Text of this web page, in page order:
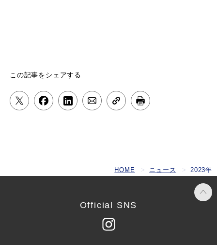
この記事をシェアする
HOME ニュース 2023年
Official SNS